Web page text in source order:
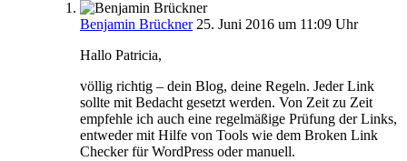
Benjamin Brückner 25. Juni 2016 um 11:09 Uhr
Hallo Patricia,
völlig richtig – dein Blog, deine Regeln. Jeder Link
sollte mit Bedacht gesetzt werden. Von Zeit zu Zeit
empfehle ich auch eine regelmäßige Prüfung der Links,
entweder mit Hilfe von Tools wie dem Broken Link
Checker für WordPress oder manuell.